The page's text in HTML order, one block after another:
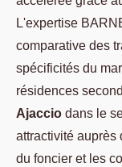
L'expertise
comparative des
spécificités du
résidences
Ajaccio dans le
attractivité auprès
du foncier et les